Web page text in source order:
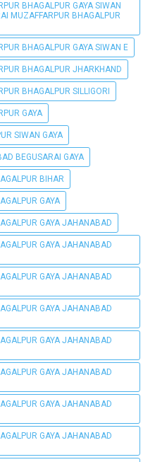
BHAGALPUR GAYA SIWAN
MUZAFFARPUR BHAGALPUR
BHAGALPUR GAYA SIWAN E
BHAGALPUR JHARKHAND
BHAGALPUR SILLIGORI
GAYA
SIWAN GAYA
BEGUSARAI GAYA
BIHAR
GAYA
GAYA JAHANABAD
GAYA JAHANABAD
GAYA JAHANABAD
GAYA JAHANABAD
GAYA JAHANABAD
GAYA JAHANABAD
GAYA JAHANABAD
GAYA JAHANABAD